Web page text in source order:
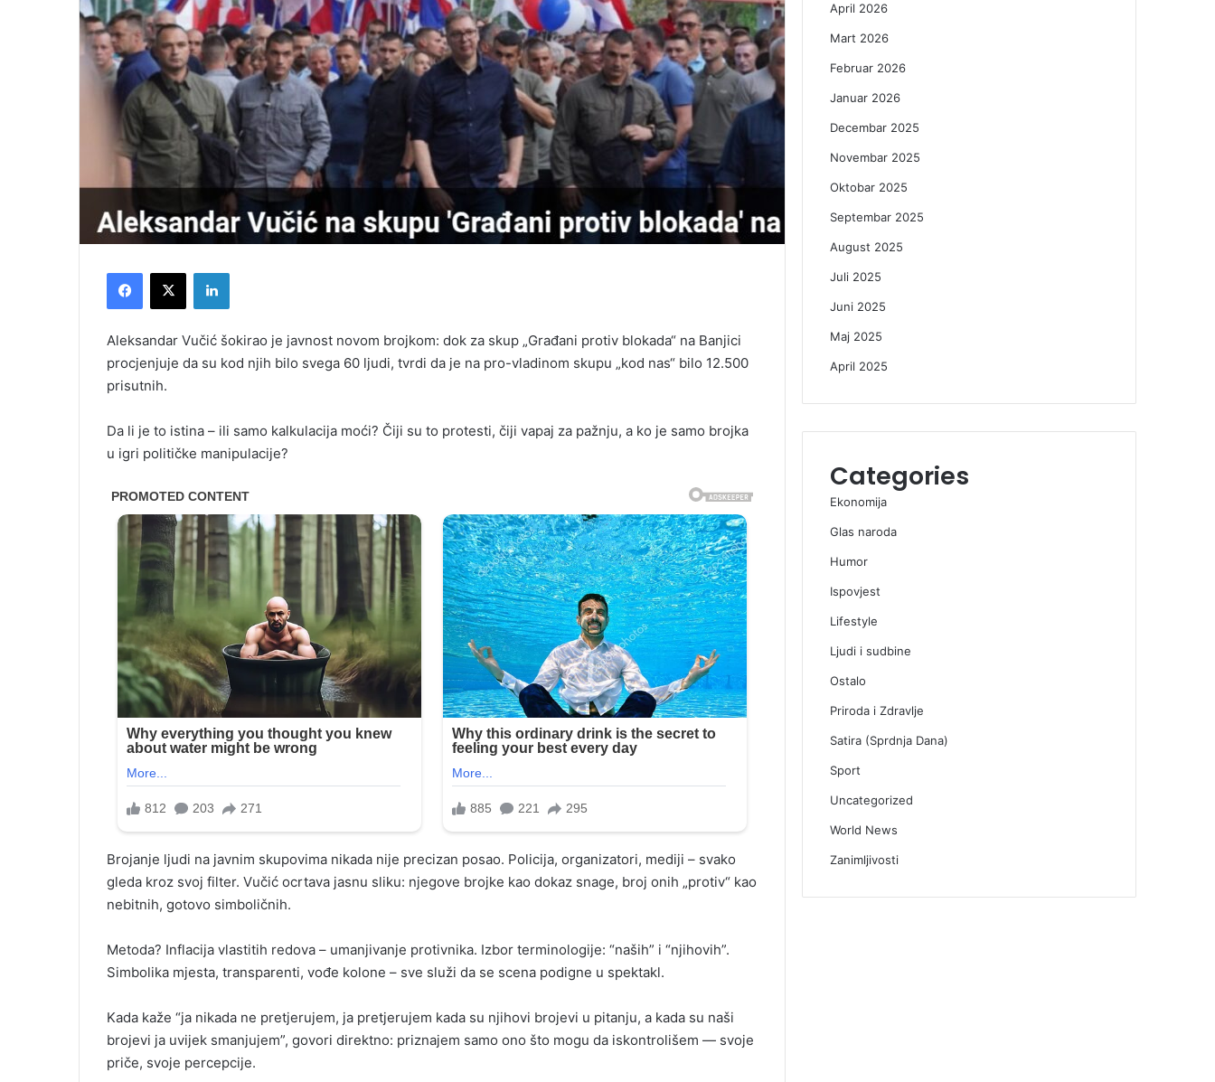
Aleksandar Vučić šokirao je javnost novom brojkom: dok za skup „Građani protiv blokada“ na Banjici
procjenjuje da su kod njih bilo svega 60 ljudi, tvrdi da je na pro-vladinom skupu „kod nas“ bilo 12.500
prisutnih.
Da li je to istina – ili samo kalkulacija moći? Čiji su to protesti, čiji vapaj za pažnju, a ko je samo brojka
u igri političke manipulacije?
Brojanje ljudi na javnim skupovima nikada nije precizan posao. Policija, organizatori, mediji – svako
gleda kroz svoj filter. Vučić ocrtava jasnu sliku: njegove brojke kao dokaz snage, broj onih „protiv“ kao
nebitnih, gotovo simboličnih.
Metoda? Inflacija vlastitih redova – umanjivanje protivnika. Izbor terminologije: “naših” i “njihovih”.
Simbolika mjesta, transparenti, vođe kolone – sve služi da se scena podigne u spektakl.
Kada kaže “ja nikada ne pretjerujem, ja pretjerujem kada su njihovi brojevi u pitanju, a kada su naši
brojevi ja uvijek smanjujem”, govori direktno: priznajem samo ono što mogu da iskontrolišem — svoje
priče, svoje percepcije.
April 2026
Mart 2026
Februar 2026
Januar 2026
Decembar 2025
Novembar 2025
Oktobar 2025
Septembar 2025
August 2025
Juli 2025
Juni 2025
Maj 2025
April 2025
Categories
Ekonomija
Glas naroda
Humor
Ispovjest
Lifestyle
Ljudi i sudbine
Ostalo
Priroda i Zdravlje
Satira (Sprdnja Dana)
Sport
Uncategorized
World News
Zanimljivosti